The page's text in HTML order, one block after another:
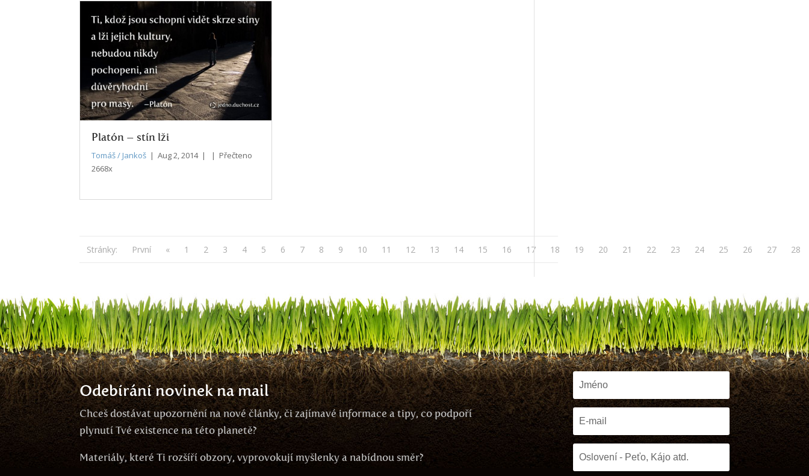
Platón – stín lži
Tomáš / Jankoš | Aug 2, 2014 | | Přečteno
2668x
Stránky: První « 1 2 3 4 5 6 7 8 9 10 11 12 13 14 15 16 17 18 19 20 21 22 23 24 25 26 27 28
Odebírání novinek na mail
Chceš dostávat upozornění na nové články, či zajímavé informace a tipy, co podpoří
plynutí Tvé existence na této planetě?
Materiály, které Ti rozšíří obzory, vyprovokují myšlenky a nabídnou směr?